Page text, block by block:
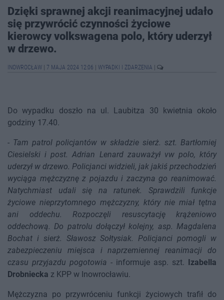
Dzięki sprawnej akcji reanimacyjnej udało
się przywrócić czynności życiowe
kierowcy volkswagena polo, który uderzył
w drzewo.
INOWROCŁAW 7 MAJA 2024 12:06 WYPADKI I ZDARZENIA
Do wypadku doszło na ul. Laubitza 30 kwietnia około
godziny 17.40.
- Tam patrol policjantów w składzie sierż. szt. Bartłomiej
Ciesielski i post. Adrian Lenard zauważył vw polo, który
uderzył w drzewo. Policjanci widzieli, jak jakiś przechodzień
wyciąga mężczyznę z pojazdu i zaczyna go reanimować.
Natychmiast udali się na ratunek. Sprawdzili funkcje
życiowe nieprzytomnego mężczyzny, który nie miał tętna
ani oddechu. Rozpoczęli resuscytację krążeniowo
oddechową. Do patrolu dołączył kolejny, asp. Magdalena
Bochat i sierż. Sławosz Sołtysiak. Policjanci pomogli w
zabezpieczeniu miejsca i naprzemiennej reanimacji do
czasu przyjazdu pogotowia - informuje asp. szt.
Izabella
Drobniecka z KPP w Inowrocławiu.
Mężczyzna po przywróceniu funkcji życiowych trafił do